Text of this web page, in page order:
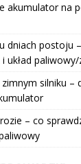
akumulator na
dniach postoju
paliwowy/
silniku –
– co